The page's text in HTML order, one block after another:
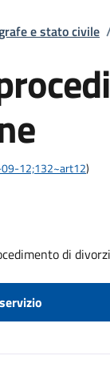
e stato civile
09-12;132~art12)
di